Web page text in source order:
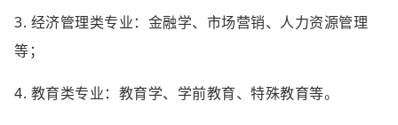
3. 经济管理类专业：金融学、市场营销、人力资源管理
等；
4. 教育类专业：教育学、学前教育、特殊教育等。